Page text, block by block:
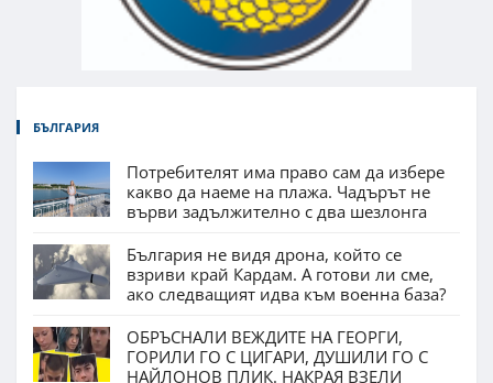
БЪЛГАРИЯ
Потребителят има право сам да избере
какво да наеме на плажа. Чадърът не
върви задължително с два шезлонга
България не видя дрона, който се
взриви край Кардам. А готови ли сме,
ако следващият идва към военна база?
ОБРЪСНАЛИ ВЕЖДИТЕ НА ГЕОРГИ,
ГОРИЛИ ГО С ЦИГАРИ, ДУШИЛИ ГО С
НАЙЛОНОВ ПЛИК. НАКРАЯ ВЗЕЛИ